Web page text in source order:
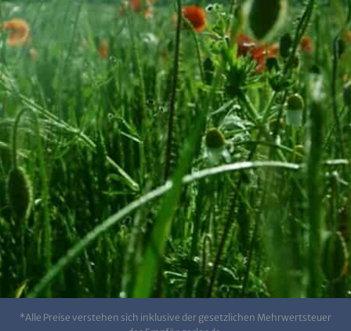
*Alle Preise verstehen sich inklusive der gesetzlichen Mehrwertsteuer